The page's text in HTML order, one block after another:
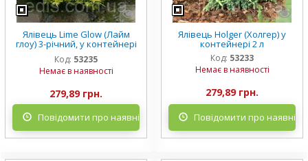
Ялівець Lime Glow (Лайм
глоу) 3-річний, у контейнері
2 л
Код: 53235
Немає в наявності
279,89 грн.
Повідомити про наявність
Ялівець Holger (Холгер) у
контейнері 2 л
Код: 53233
Немає в наявності
279,89 грн.
Повідомити про